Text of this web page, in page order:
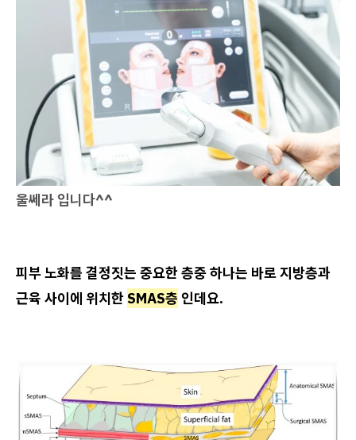
울쎄라 입니다^^
피부 노화를 결정짓는 중요한 층중 하나는 바로 지방층과
근육 사이에 위치한SMAS층 인데요.